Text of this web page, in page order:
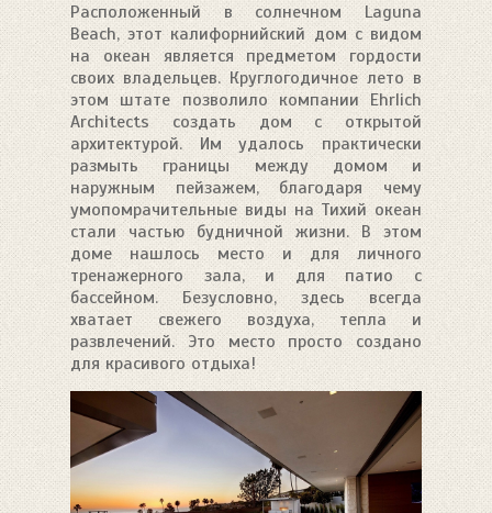
Расположенный в солнечном Laguna
Beach, этот калифорнийский дом с видом
на океан является предметом гордости
своих владельцев. Круглогодичное лето в
этом штате позволило компании Ehrlich
Architects создать дом с открытой
архитектурой. Им удалось практически
размыть границы между домом и
наружным пейзажем, благодаря чему
умопомрачительные виды на Тихий океан
стали частью будничной жизни. В этом
доме нашлось место и для личного
тренажерного зала, и для патио с
бассейном. Безусловно, здесь всегда
хватает свежего воздуха, тепла и
развлечений. Это место просто создано
для красивого отдыха!